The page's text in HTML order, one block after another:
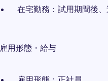
在宅勤務：試用期間後
雇用形態・給与